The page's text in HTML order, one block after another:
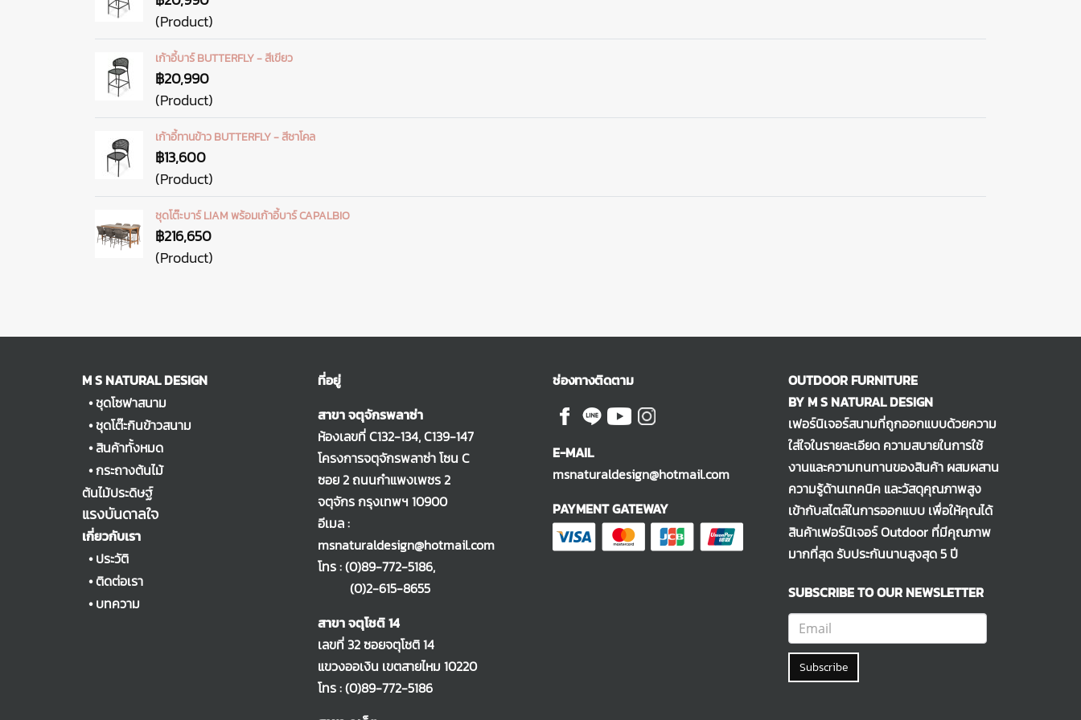
(Product)
เก้าอี้บาร์ BUTTERFLY - สีเขียว
฿20,990
(Product)
เก้าอี้ทานข้าว BUTTERFLY - สีชาโคล
฿13,600
(Product)
ชุดโต๊ะบาร์ LIAM พร้อมเก้าอี้บาร์ CAPALBIO
฿216,650
(Product)
M S NATURAL DESIGN
•ชุดโซฟาสนาม
•ชุดโต๊ะกินข้าวสนาม
•สินค้าทั้งหมด
•กระถางต้นไม้
ต้นไม้ประดิษฐ์
แรงบันดาลใจ
เกี่ยวกับเรา
•ประวัติ
•ติดต่อเรา
•บทความ
ที่อยู่
สาขา จตุจักรพลาซ่า
ห้องเลขที่ C132-134, C139-147
โครงการจตุจักรพลาซ่า โซน C
ซอย 2 ถนนกำแพงเพชร 2
จตุจักร กรุงเทพฯ 10900
อีเมล :
msnaturaldesign@hotmail.com
โทร :(0)89-772-5186,
(0)2-615-8655
สาขา จตุโชติ 14
เลขที่ 32 ซอยจตุโชติ 14
แขวงออเงิน เขตสายไหม 10220
โทร :(0)89-772-5186
ช่องทางติดตาม
E-MAIL
msnaturaldesign@hotmail.com
PAYMENT GATEWAY
OUTDOOR FURNITURE
BY M S NATURAL DESIGN
เฟอร์นิเจอร์สนามที่ถูกออกแบบด้วยความ
ใส่ใจในรายละเอียด ความสบายในการใช้
งานและความทนทานของสินค้า ผสมผสาน
ความรู้ด้านเทคนิค และวัสดุคุณภาพสูง
เข้ากับสไตล์ในการออกแบบ เพื่อให้คุณได้
สินค้าเฟอร์นิเจอร์ Outdoor ที่มีคุณภาพ
มากที่สุด รับประกันนานสูงสุด 5 ปี
SUBSCRIBE TO OUR NEWSLETTER
Subscribe